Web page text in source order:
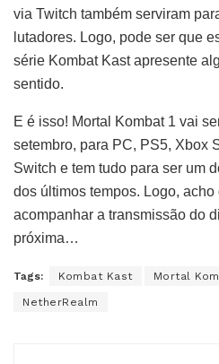
via Twitch também serviram
lutadores. Logo, pode ser que
série Kombat Kast apresente
sentido.
E é isso! Mortal Kombat 1 vai
setembro, para PC, PS5, Xbox
Switch e tem tudo para ser um
dos últimos tempos. Logo,
acompanhar a transmissão do
próxima…
Tags: Kombat Kast Mortal
NetherRealm